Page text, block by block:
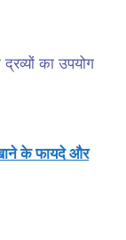
का उपयोग
के फायदे और